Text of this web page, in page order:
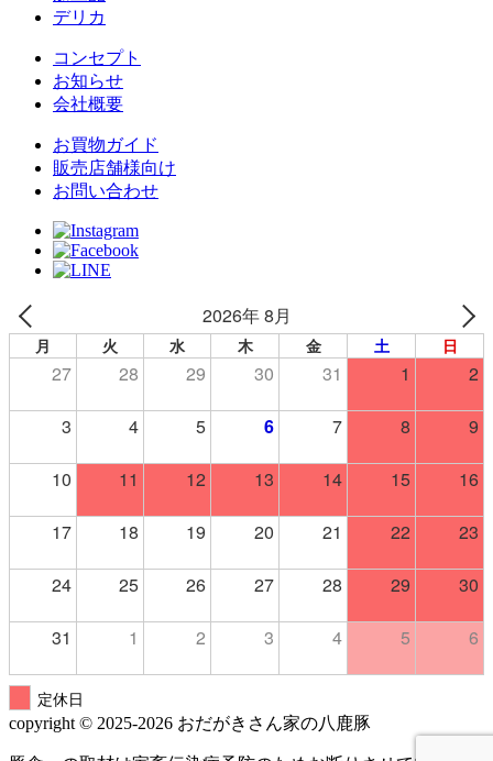
デリカ
コンセプト
お知らせ
会社概要
お買物ガイド
販売店舗様向け
お問い合わせ
2026年 8月
月 火 水 木 金 土 日
27 28 29 30 31 1 2
3 4 5 6 7 8 9
10 11 12 13 14 15 16
17 18 19 20 21 22 23
24 25 26 27 28 29 30
31 1 2 3 4 5 6
定休日
copyright © 2025-2026 おだがきさん家の八鹿豚